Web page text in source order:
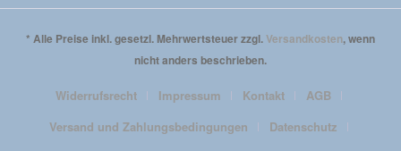
* Alle Preise inkl. gesetzl. Mehrwertsteuer zzgl.Versandkosten, wenn
nicht anders beschrieben.
Widerrufsrecht Impressum Kontakt
AGB
Versand und Zahlungsbedingungen
Datenschutz